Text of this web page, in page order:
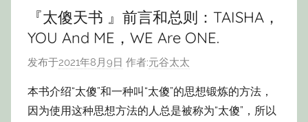
『太傻天书 』前言和总则：TAISHA，
YOU And ME，WE Are ONE.
发布于2021年8月9日 作者:元谷太太
本书介绍“太傻”和一种叫“太傻”的思想锻炼的方法，
因为使用这种思想方法的人总是被称为“太傻”，所以